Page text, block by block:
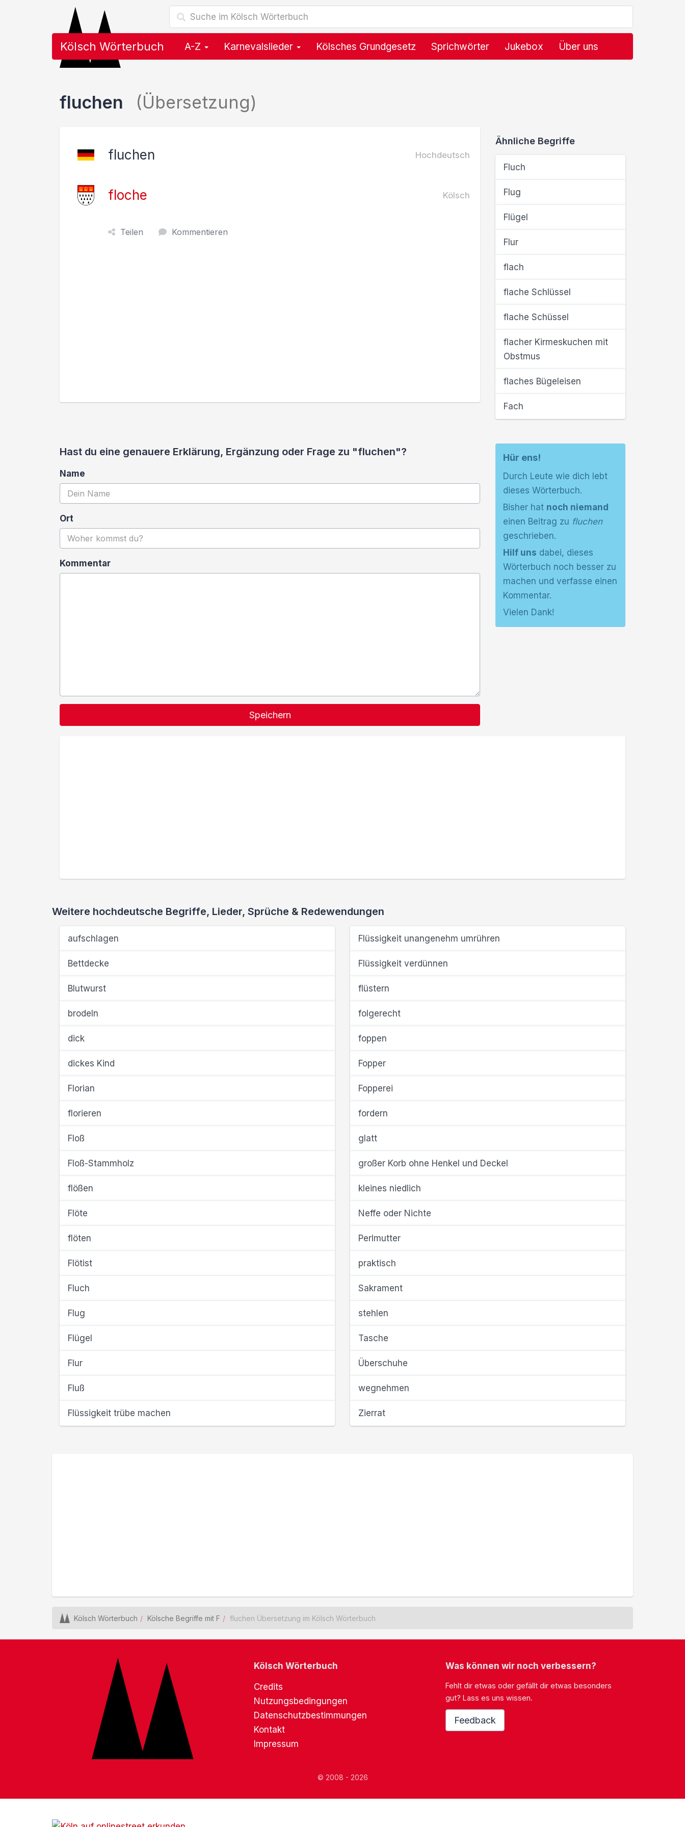
Kölsch Wörterbuch A-Z Karnevalslieder Kölsches Grundgesetz Sprichwörter Jukebox Über uns
fluchen (Übersetzung)
fluchen Hochdeutsch
floche Kölsch
Teilen Kommentieren
Ähnliche Begriffe
Fluch
Flug
Flügel
Flur
flach
flache Schlüssel
flache Schüssel
flacher Kirmeskuchen mit
Obstmus
flaches Bügeleisen
Fach
Hast du eine genauere Erklärung, Ergänzung oder Frage zu "fluchen"?
Name
Ort
Kommentar
Speichern
Hür ens!
Durch Leute wie dich lebt
dieses Wörterbuch.
Bisher hat noch niemand
einen Beitrag zu fluchen
geschrieben.
Hilf uns dabei, dieses
Wörterbuch noch besser zu
machen und verfasse einen
Kommentar.
Vielen Dank!
Weitere hochdeutsche Begriffe, Lieder, Sprüche & Redewendungen
aufschlagen
Bettdecke
Blutwurst
brodeln
dick
dickes Kind
Florian
florieren
Floß
Floß-Stammholz
flößen
Flöte
flöten
Flötist
Fluch
Flug
Flügel
Flur
Fluß
Flüssigkeit trübe machen
Flüssigkeit unangenehm umrühren
Flüssigkeit verdünnen
flüstern
folgerecht
foppen
Fopper
Fopperei
fordern
glatt
großer Korb ohne Henkel und Deckel
kleines niedlich
Neffe oder Nichte
Perlmutter
praktisch
Sakrament
stehlen
Tasche
Überschuhe
wegnehmen
Zierrat
Kölsch Wörterbuch Kölsche Begriffe mit F fluchen Übersetzung im Kölsch Wörterbuch
Kölsch Wörterbuch
Credits
Nutzungsbedingungen
Datenschutzbestimmungen
Kontakt
Impressum
Was können wir noch verbessern?
Fehlt dir etwas oder gefällt dir etwas besonders
gut? Lass es uns wissen.
Feedback
© 2008 - 2026